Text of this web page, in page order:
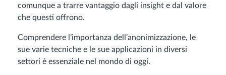
comunque a trarre vantaggio dagli insight e dal valore
che questi offrono.
Comprendere l’importanza dell’anonimizzazione, le
sue varie tecniche e le sue applicazioni in diversi
settori è essenziale nel mondo di oggi.